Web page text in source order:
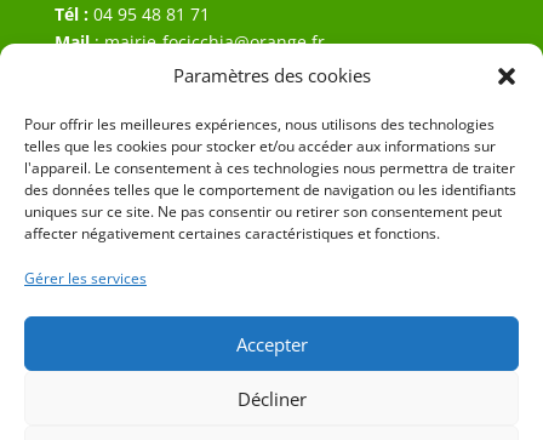
Paramètres des cookies
Pour offrir les meilleures expériences, nous utilisons des technologies
telles que les cookies pour stocker et/ou accéder aux informations sur
l'appareil. Le consentement à ces technologies nous permettra de traiter
des données telles que le comportement de navigation ou les identifiants
uniques sur ce site. Ne pas consentir ou retirer son consentement peut
affecter négativement certaines caractéristiques et fonctions.
Gérer les services
Accepter
Décliner
Tél : 04 95 48 81 71
Mail:mairie-focicchia@orange.fr
Hôtel de ville de Focicchia
20212 Focicchia